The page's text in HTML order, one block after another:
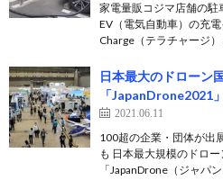
家電量販コジマ店舗の
EV（電気自動車）の充
Charge（テラチャージ
日本最大のドローン
「JapanDrone2021
2021.06.11
100超の企業・団体が出
も 日本最大規模のドロ
「JapanDrone（ジャパ